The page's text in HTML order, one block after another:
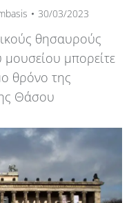
30/03/2023
θησαυρούς
μπορείτε
θρόνο της
Θάσου